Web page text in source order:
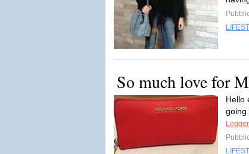
So much love for
Hello
going